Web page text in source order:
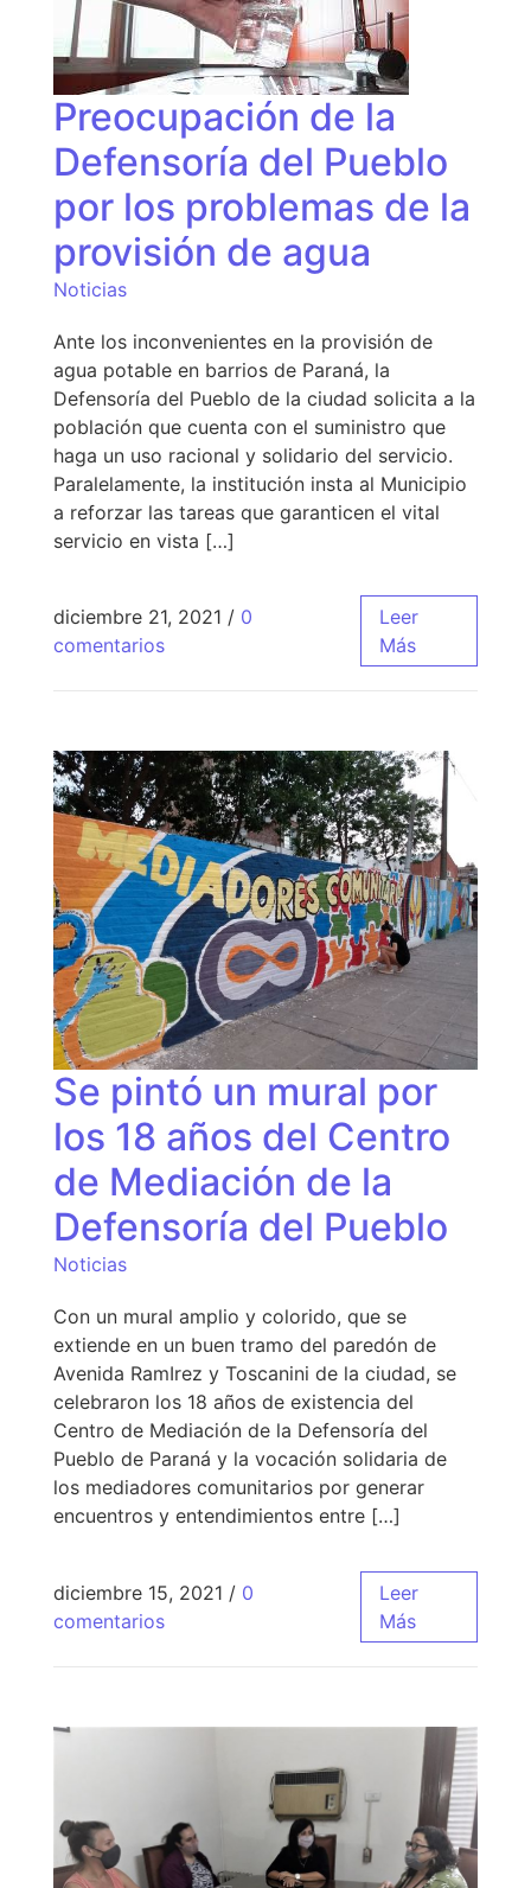
Preocupación de la
Defensoría del Pueblo
por los problemas de la
provisión de agua
Noticias
Ante los inconvenientes en la provisión de
agua potable en barrios de Paraná, la
Defensoría del Pueblo de la ciudad solicita a la
población que cuenta con el suministro que
haga un uso racional y solidario del servicio.
Paralelamente, la institución insta al Municipio
a reforzar las tareas que garanticen el vital
servicio en vista […]
diciembre 21, 2021 / 0
comentarios
Leer
Más
Se pintó un mural por
los 18 años del Centro
de Mediación de la
Defensoría del Pueblo
Noticias
Con un mural amplio y colorido, que se
extiende en un buen tramo del paredón de
Avenida RamIrez y Toscanini de la ciudad, se
celebraron los 18 años de existencia del
Centro de Mediación de la Defensoría del
Pueblo de Paraná y la vocación solidaria de
los mediadores comunitarios por generar
encuentros y entendimientos entre […]
diciembre 15, 2021 / 0
comentarios
Leer
Más